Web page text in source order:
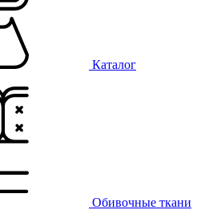
Каталог
Обивочные ткани